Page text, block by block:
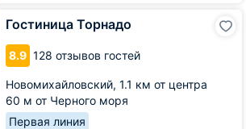
Гостиница Торнадо
8.9 128 отзывов гостей
Новомихайловский, 1.1 км от центра
60 м от Черного моря
Первая линия